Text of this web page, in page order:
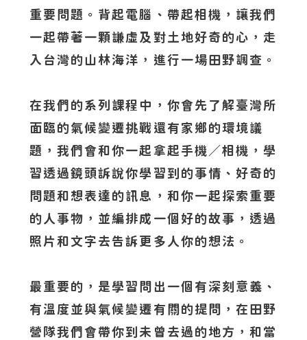
重要問題。背起電腦、帶起相機，讓我們
一起帶著一顆謙虛及對土地好奇的心，走
入台灣的山林海洋，進行一場田野調查。
在我們的系列課程中，你會先了解臺灣所
面臨的氣候變遷挑戰還有家鄉的環境議
題，我們會和你一起拿起手機／相機，學
習透過鏡頭訴說你學習到的事情、好奇的
問題和想表達的訊息，和你一起探索重要
的人事物，並編排成一個好的故事，透過
照片和文字去告訴更多人你的想法。
最重要的，是學習問出一個有深刻意義、
有溫度並與氣候變遷有關的提問，在田野
營隊我們會帶你到未曾去過的地方，和當